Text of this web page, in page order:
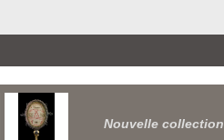
Nouvelle collection